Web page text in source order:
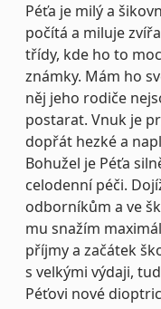
Péťa je milý a
počítá a miluje
třídy, kde ho to
známky. Mám ho
něj jeho rodiče
postarat. Vnuk je
dopřát hezké a
Bohužel je Péťa
celodenní péči.
odborníkům a ve
mu snažím
příjmy a začátek
s velkými výdaji,
Péťovi nové